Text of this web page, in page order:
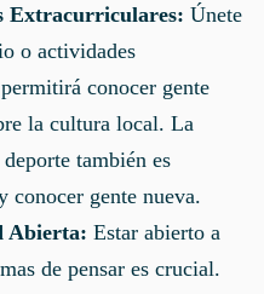
Extracurriculares: Únete
o actividades
conocer gente
la cultura local. La
también es
conocer gente nueva.
Abierta: Estar abierto a
de pensar es crucial.